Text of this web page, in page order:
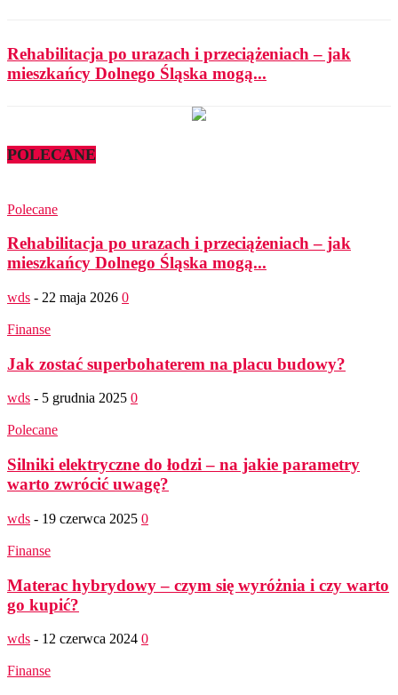
Rehabilitacja po urazach i przeciążeniach – jak
mieszkańcy Dolnego Śląska mogą...
POLECANE
Polecane
Rehabilitacja po urazach i przeciążeniach – jak
mieszkańcy Dolnego Śląska mogą...
wds - 22 maja 2026 0
Finanse
Jak zostać superbohaterem na placu budowy?
wds - 5 grudnia 2025 0
Polecane
Silniki elektryczne do łodzi – na jakie parametry
warto zwrócić uwagę?
wds - 19 czerwca 2025 0
Finanse
Materac hybrydowy – czym się wyróżnia i czy warto
go kupić?
wds - 12 czerwca 2024 0
Finanse